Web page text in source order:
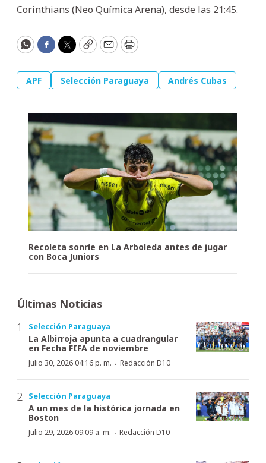
Corinthians (Neo Química Arena), desde las 21:45.
WhatsApp
Facebook
Twitter
CopyEmailPrint
APF Selección Paraguaya Andrés Cubas
Recoleta sonríe en La Arboleda antes de jugar
con Boca Juniors
Últimas Noticias
Selección Paraguaya
La Albirroja apunta a cuadrangular
en Fecha FIFA de noviembre
Julio 30, 2026 04:16 p. m. · Redacción D10
Selección Paraguaya
A un mes de la histórica jornada en
Boston
Julio 29, 2026 09:09 a. m. · Redacción D10